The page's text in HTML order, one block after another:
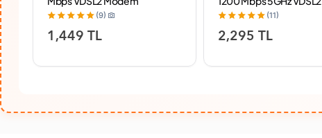
(9)
1,449 TL
Modem
(11)
2,295 TL